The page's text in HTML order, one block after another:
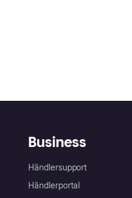
Business
Händlersupport
Händlerportal